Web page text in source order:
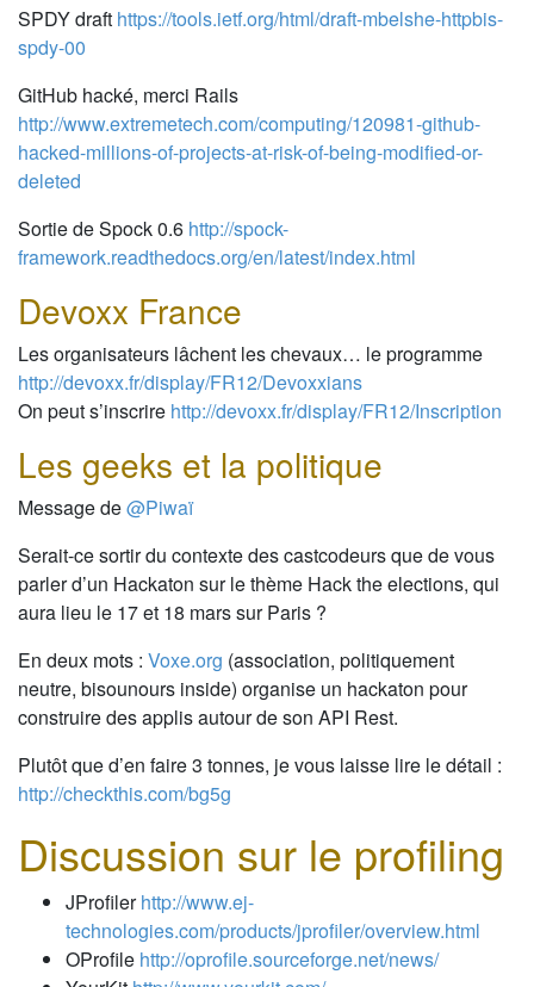
SPDY draft https://tools.ietf.org/html/draft-mbelshe-httpbis-
spdy-00
GitHub hacké, merci Rails
http://www.extremetech.com/computing/120981-github-
hacked-millions-of-projects-at-risk-of-being-modified-or-
deleted
Sortie de Spock 0.6 http://spock-
framework.readthedocs.org/en/latest/index.html
Devoxx France
Les organisateurs lâchent les chevaux… le programme
http://devoxx.fr/display/FR12/Devoxxians
On peut s’inscrire http://devoxx.fr/display/FR12/Inscription
Les geeks et la politique
Message de@Piwaï
Serait-ce sortir du contexte des castcodeurs que de vous
parler d’un Hackaton sur le thème Hack the elections, qui
aura lieu le 17 et 18 mars sur Paris ?
En deux mots : Voxe.org (association, politiquement
neutre, bisounours inside) organise un hackaton pour
construire des applis autour de son API Rest.
Plutôt que d’en faire 3 tonnes, je vous laisse lire le détail :
http://checkthis.com/bg5g
Discussion sur le profiling
JProfilerhttp://www.ej-
technologies.com/products/jprofiler/overview.html
OProfile http://oprofile.sourceforge.net/news/